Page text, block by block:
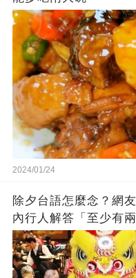
2024/01/24
除夕台語怎麼念？網
內行人解答「至少有